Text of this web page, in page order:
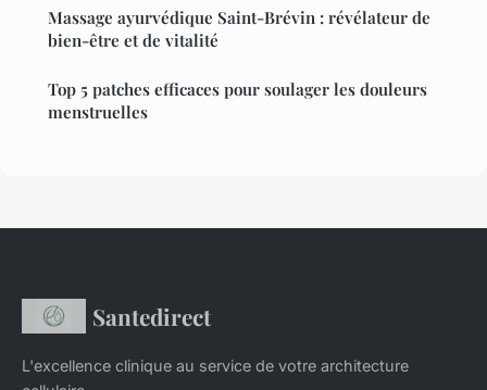
Massage ayurvédique Saint-Brévin : révélateur de
bien-être et de vitalité
Top 5 patches efficaces pour soulager les douleurs
menstruelles
Santedirect
L'excellence clinique au service de votre architecture